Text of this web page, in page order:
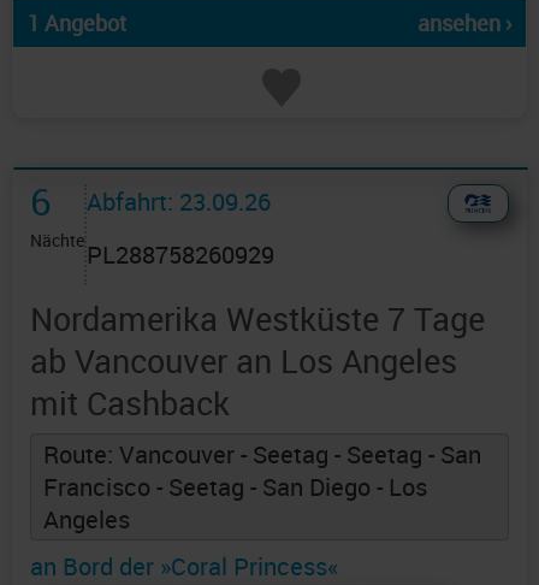
1 Angebot ansehen ›
6
Nächte
Abfahrt: 23.09.26
PL288758260929
Nordamerika Westküste 7 Tage
ab Vancouver an Los Angeles
mit Cashback
Route: Vancouver - Seetag - Seetag - San
Francisco - Seetag - San Diego - Los
Angeles
an Bord der »Coral Princess«